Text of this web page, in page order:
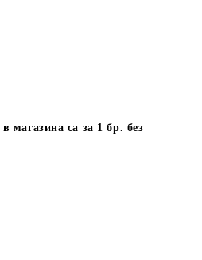
магазина са за 1 бр. без